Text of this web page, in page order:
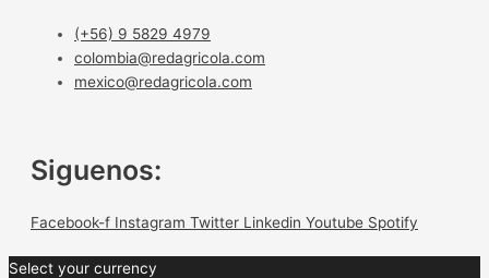
(+56) 9 5829 4979
colombia@redagricola.com
mexico@redagricola.com
Siguenos:
Facebook-f Instagram Twitter Linkedin Youtube Spotify
Select your currency